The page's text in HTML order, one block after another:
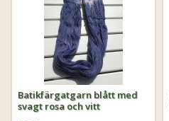
Batikfärgatgarn blått med
svagt rosa och vitt